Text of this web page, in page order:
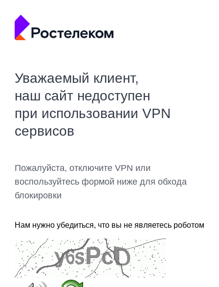
Уважаемый клиент,
наш сайт недоступен
при использовании VPN
сервисов
Пожалуйста, отключите VPN или
воспользуйтесь формой ниже для обхода
блокировки
Нам нужно убедиться, что вы не являетесь роботом